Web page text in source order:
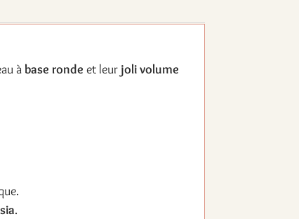
à base ronde et leur joli volume
.